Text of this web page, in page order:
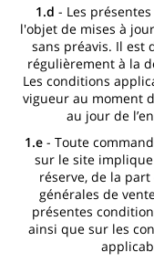
1.d - Les
l'objet de mises à
sans préavis. Il est
régulièrement à la
Les conditions
vigueur au moment
au jour de
1.e- Toute
sur le site
réserve, de la
générales de
présentes
ainsi que sur les